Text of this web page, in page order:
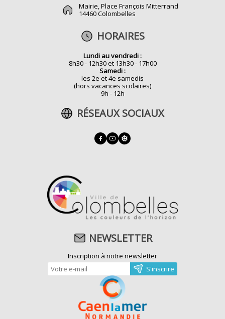
Mairie, Place François Mitterrand
14460 Colombelles
HORAIRES
Lundi au vendredi :
8h30 - 12h30 et 13h30 - 17h00
Samedi :
les 2e et 4e samedis
(hors vacances scolaires)
9h - 12h
RÉSEAUX SOCIAUX
NEWSLETTER
Inscription à notre newsletter